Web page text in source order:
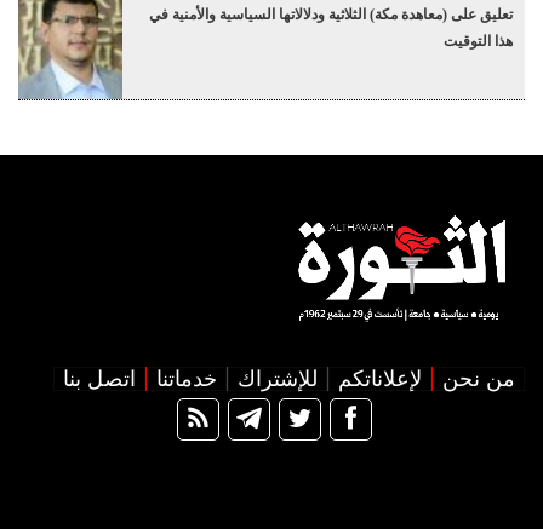
تعليق على (معاهدة مكة) الثلاثية ودلالاتها السياسية والأمنية في
هذا التوقيت
من نحن لإعلاناتكم للإشتراك خدماتنا اتصل بنا